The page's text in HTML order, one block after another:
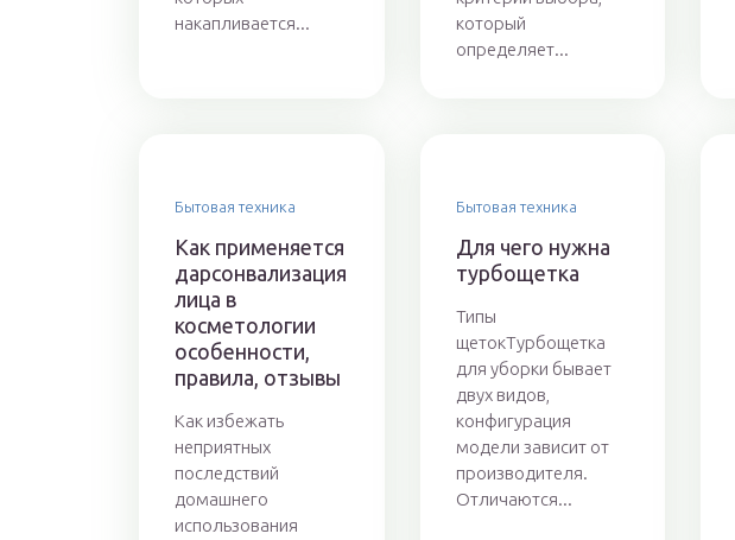
накапливается...
который
определяет...
Бытовая техника
Как применяется
дарсонвализация
лица в
косметологии
особенности,
правила, отзывы
Как избежать
неприятных
последствий
домашнего
использования
Бытовая техника
Для чего нужна
турбощетка
Типы
щетокТурбощетка
для уборки бывает
двух видов,
конфигурация
модели зависит от
производителя.
Отличаются...